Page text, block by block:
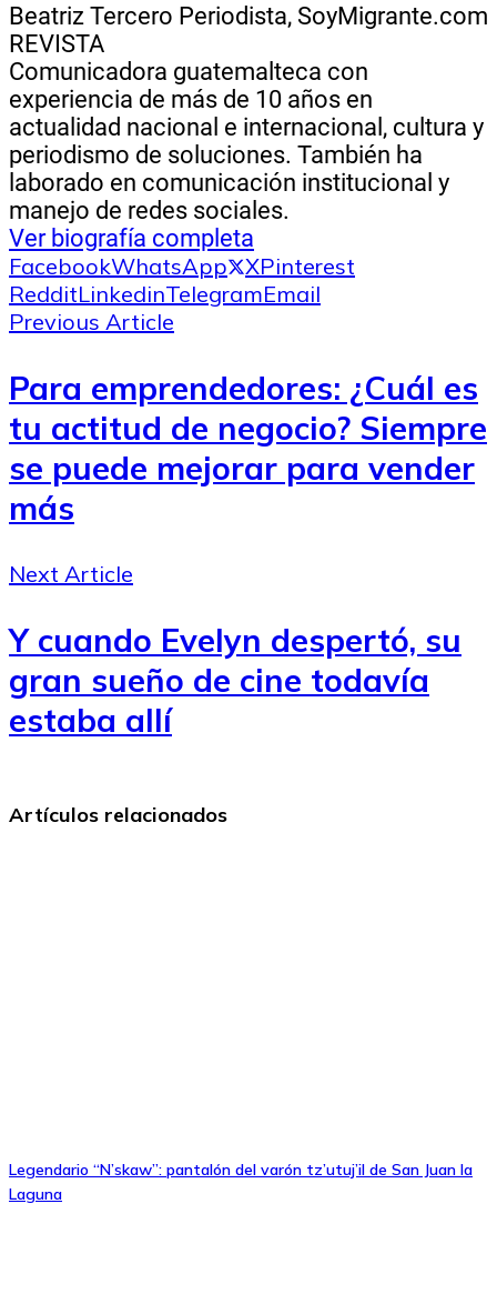
Beatriz Tercero Periodista, SoyMigrante.com
REVISTA
Comunicadora guatemalteca con
experiencia de más de 10 años en
actualidad nacional e internacional, cultura y
periodismo de soluciones. También ha
laborado en comunicación institucional y
manejo de redes sociales.
Ver biografía completa
FacebookWhatsApp XPinterest
RedditLinkedinTelegramEmail
Previous Article
Para emprendedores: ¿Cuál es
tu actitud de negocio? Siempre
se puede mejorar para vender
más
Next Article
Y cuando Evelyn despertó, su
gran sueño de cine todavía
estaba allí
Artículos relacionados
Legendario “N’skaw”: pantalón del varón tz’utuj’il de San Juan la
Laguna